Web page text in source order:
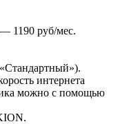
1190 руб/мес.
интернета
можно с помощью